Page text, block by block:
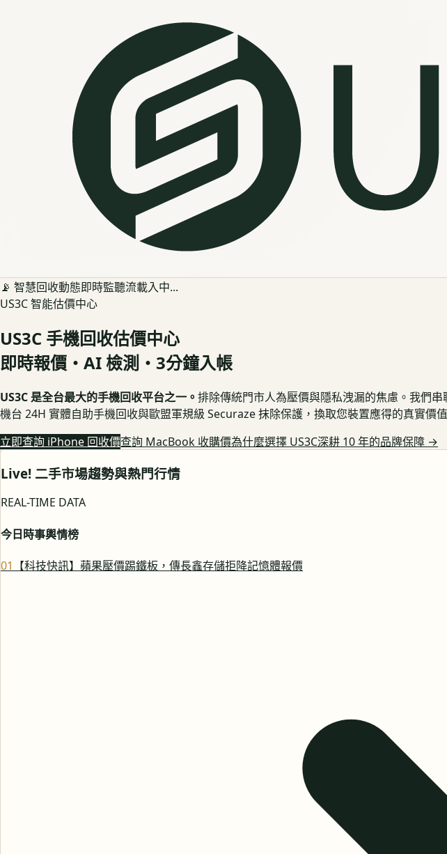
📡 智慧回收動態即時監聽流載入中...
US3C 智能估價中心
US3C 手機回收估價中心
即時報價・AI 檢測・3分鐘入帳
US3C 是全台最大的手機回收平台之一。 排除傳統門市人為壓價與隱私洩漏的焦慮。我們
機台 24H 實體自助手機回收與歐盟軍規級 Securaze 抹除保護，換取您裝置應得的真實價值
立即查詢 iPhone 回收價查詢 MacBook 收購價為什麼選擇 US3C深耕 10 年的品牌保障 →
Live! 二手市場趨勢與熱門行情
REAL-TIME DATA
今日時事輿情榜
01 【科技快訊】蘋果壓價踢鐵板，傳長鑫存儲拒降記憶體報價